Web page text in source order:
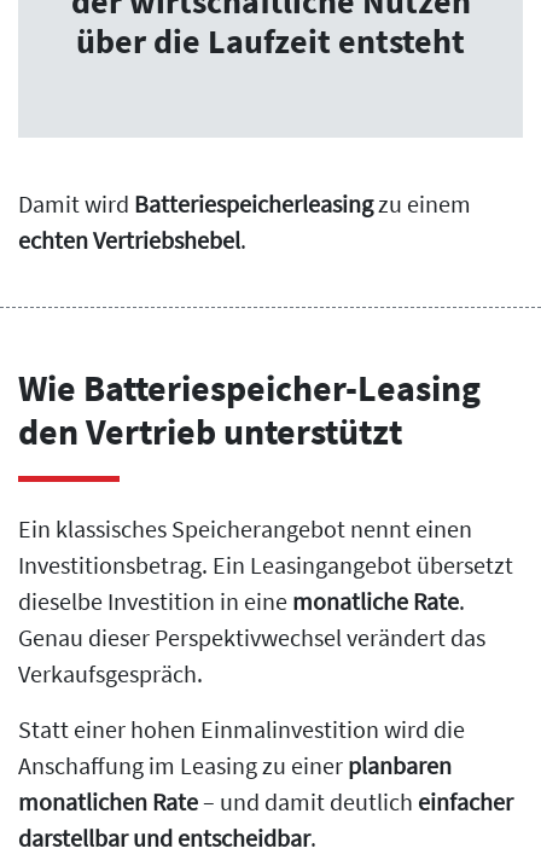
über die Laufzeit entsteht
Damit wird Batteriespeicherleasingzu einem
echten Vertriebshebel.
Wie Batteriespeicher-Leasing
den Vertrieb unterstützt
Ein klassisches Speicherangebot nennt einen
Investitionsbetrag. Ein Leasingangebot übersetzt
dieselbe Investition in eine monatliche Rate.
Genau dieser Perspektivwechsel verändert das
Verkaufsgespräch.
Statt einer hohen Einmalinvestition wird die
Anschaffung im Leasing zu einer planbaren
monatlichen Rate– und damit deutlich einfacher
darstellbar und entscheidbar.